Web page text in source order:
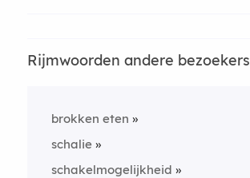
Rijmwoorden andere bezoekers
brokken eten
schalie
schakelmogelijkheid